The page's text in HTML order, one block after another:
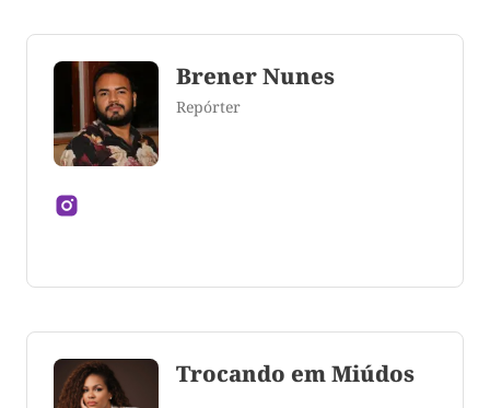
Brener Nunes
Repórter
Tocantins
Trocando em Miúdos